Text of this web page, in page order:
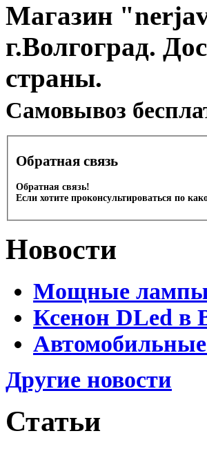
Магазин
г.Волгоград.
страны.
Cамовывоз
Обратная связь
Обратная связь!
Если хотите проконсультироваться по
Новости
Мощные лампы
Ксенон DLed в
Другие новости
Статьи